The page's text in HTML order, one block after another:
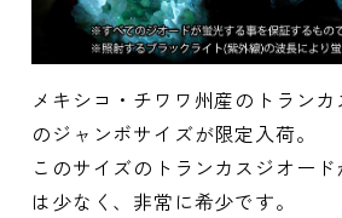
メキシコ・チワワ州産のトラン
のジャンボサイズが限定入荷。
このサイズのトランカスジオー
は少なく、非常に希少です。